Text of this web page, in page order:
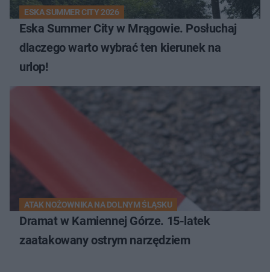
ESKA SUMMER CITY 2026
Eska Summer City w Mrągowie. Posłuchaj
dlaczego warto wybrać ten kierunek na
urlop!
ATAK NOŻOWNIKA NA DOLNYM ŚLĄSKU
Dramat w Kamiennej Górze. 15-latek
zaatakowany ostrym narzędziem